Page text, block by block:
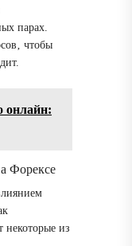
парах.
чтобы
онлайн:
Форексе
некоторые из